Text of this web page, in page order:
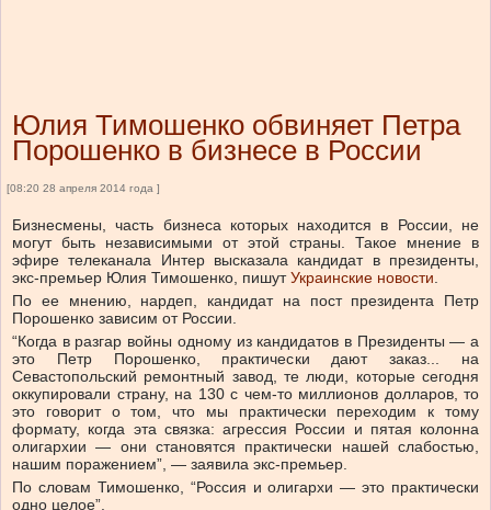
Юлия Тимошенко обвиняет Петра
Порошенко в бизнесе в России
[08:20 28 апреля 2014 года ]
Бизнесмены, часть бизнеса которых находится в России, не
могут быть независимыми от этой страны. Такое мнение в
эфире телеканала Интер высказала кандидат в президенты,
экс-премьер Юлия Тимошенко, пишутУкраинские новости.
По ее мнению, нардеп, кандидат на пост президента Петр
Порошенко зависим от России.
“Когда в разгар войны одному из кандидатов в Президенты — а
это Петр Порошенко, практически дают заказ... на
Севастопольский ремонтный завод, те люди, которые сегодня
оккупировали страну, на 130 с чем-то миллионов долларов, то
это говорит о том, что мы практически переходим к тому
формату, когда эта связка: агрессия России и пятая колонна
олигархии — они становятся практически нашей слабостью,
нашим поражением”, — заявила экс-премьер.
По словам Тимошенко, “Россия и олигархи — это практически
одно целое”.